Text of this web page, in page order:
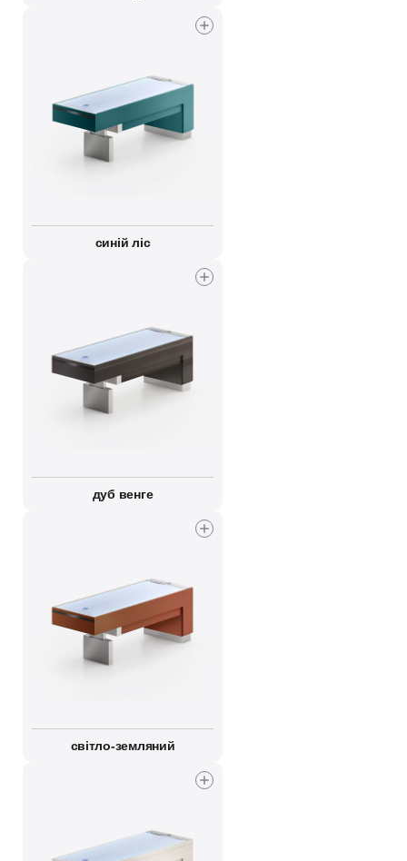
синій ліс
дуб венге
світло-земляний